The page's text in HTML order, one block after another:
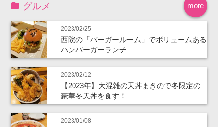
more
グルメ
2023/02/25
西院の「バーガールーム」でボリュームある
ハンバーガーランチ
2023/02/12
【2023年】大混雑の天丼まきので冬限定の
豪華冬天丼を食す！
2023/01/08